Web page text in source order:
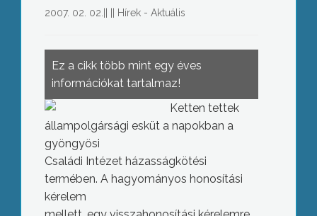
2007. 02. 02. Hírek - Aktuális
Ez a cikk több mint egy éves
információkat tartalmaz!
Ketten tettek
állampolgársági esküt a napokban a
gyöngyösi
Családi Intézet házasságkötési
termében. A hagyományos honosítási
kérelem